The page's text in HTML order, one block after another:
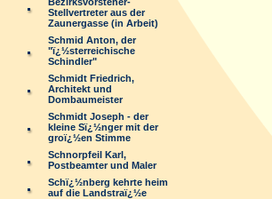
Stellvertreter aus der
Zaunergasse (in Arbeit)
Schmid Anton, der
"ï¿½sterreichische
Schindler"
Schmidt Friedrich,
Architekt und
Dombaumeister
Schmidt Joseph - der
kleine Sï¿½nger mit der
groï¿½en Stimme
Schnorpfeil Karl,
Postbeamter und Maler
Schï¿½nberg kehrte heim
auf die Landstraï¿½e